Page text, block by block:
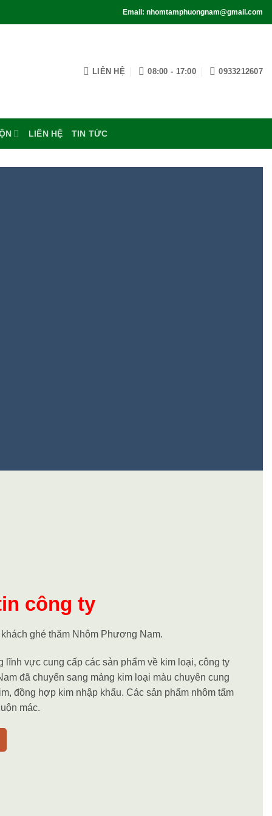
Email: nhomtamphuongnam@gmail.com
LIÊN HỆ 08:00 - 17:00 0933212607
LIÊN HỆ TIN TỨC
công ty
ghé thăm Nhôm Phương Nam.
lĩnh vực cung cấp các sản phẩm về kim loại, công ty
đã chuyển sang mảng kim loại màu chuyên cung
đồng hợp kim nhập khẩu. Các sản phẩm nhôm tấm
mác.